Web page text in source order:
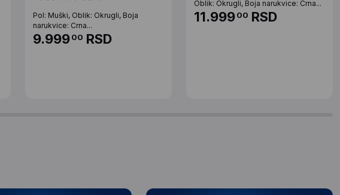
Pol: Muški, Oblik: Okrugli, Boja
narukvice: Crna...
9.99900 RSD
Oblik: Okrugli, Boja narukvice: Crna...
11.99900 RSD